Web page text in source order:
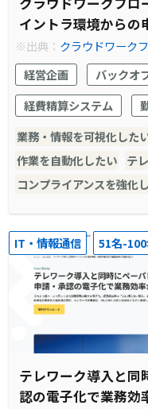
イントラ環境からの
※出典： クラウドワーク
トラ環境からの申請業務
経営企画 バックオ
経費精算システム
業務・情報を可視化した
作業を自動化したい
テ
コンプライアンスを強化
IT・情報通信 51名-
テレワーク導入と同
認の電子化で業務効